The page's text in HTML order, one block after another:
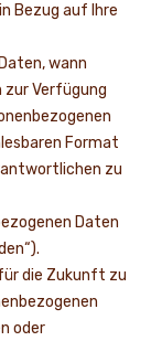
Bezug auf Ihre
wann
zur Verfügung
Format
zu
Daten
die Zukunft zu
oder